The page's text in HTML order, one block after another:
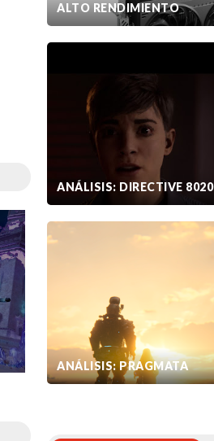
ALTO RENDIMIENTO
ANÁLISIS: DIRECTIVE 8020
ANÁLISIS: PRAGMATA